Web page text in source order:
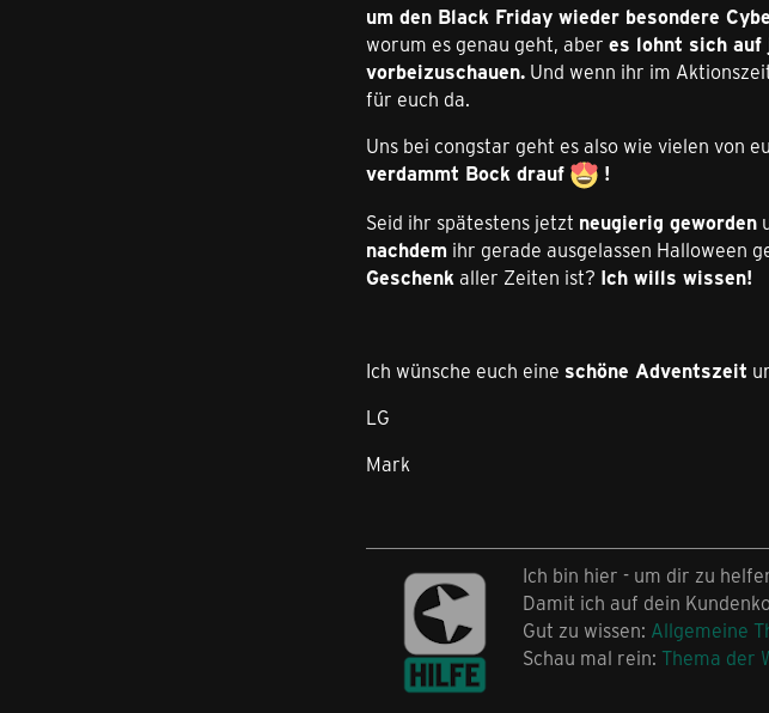
um den Black Friday wieder besondere
worum es genau geht, aber es lohnt sich auf
vorbeizuschauen. Und wenn ihr im
für euch da.
Uns bei congstar geht es also wie vielen von
verdammt Bock drauf
!
Seid ihr spätestens jetzt neugierig geworden
nachdem ihr gerade ausgelassen Halloween
Geschenkaller Zeiten ist? Ich wills wissen!
Ich wünsche euch eine schöne Adventszeit
LG
Mark
Ich bin hier - um dir zu
Damit ich auf dein
Gut zu wissen: Allgemeine
Schau mal rein: Thema der